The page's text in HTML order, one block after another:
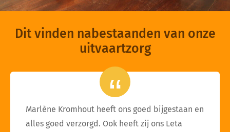
Dit vinden nabestaanden van onze
uitvaartzorg
Marlène Kromhout heeft ons goed bijgestaan en
alles goed verzorgd. Ook heeft zij ons Leta